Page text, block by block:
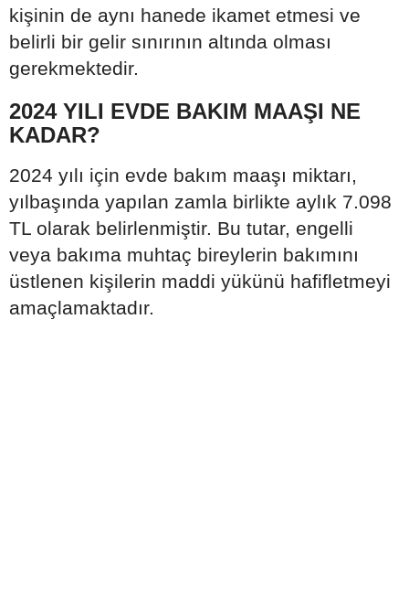
kişinin de aynı hanede ikamet etmesi ve
belirli bir gelir sınırının altında olması
gerekmektedir.
2024 YILI EVDE BAKIM MAAŞI NE
KADAR?
2024 yılı için evde bakım maaşı miktarı,
yılbaşında yapılan zamla birlikte aylık 7.098
TL olarak belirlenmiştir. Bu tutar, engelli
veya bakıma muhtaç bireylerin bakımını
üstlenen kişilerin maddi yükünü hafifletmeyi
amaçlamaktadır.